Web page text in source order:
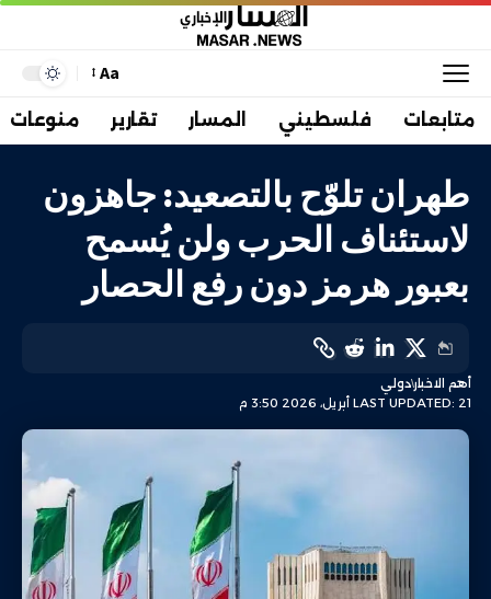
Aa
متابعات فلسطيني المسار تقارير منوعات
طهران تلوّح بالتصعيد: جاهزون
لاستئناف الحرب ولن يُسمح
بعبور هرمز دون رفع الحصار
LAST UPDATED: 21 أبريل، 2026 3:50 م
أهم الاخباردولي